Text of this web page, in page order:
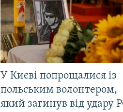
У Києві попрощалися із
польським волонтером,
який загинув від удару